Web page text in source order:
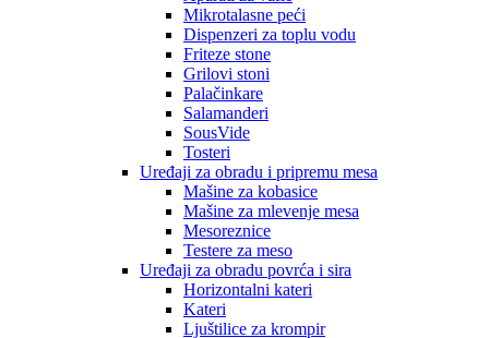
Mikrotalasne peći
Dispenzeri za toplu vodu
Friteze stone
Grilovi stoni
Palačinkare
Salamanderi
SousVide
Tosteri
Uređaji za obradu i pripremu mesa
Mašine za kobasice
Mašine za mlevenje mesa
Mesoreznice
Testere za meso
Uređaji za obradu povrća i sira
Horizontalni kateri
Kateri
Ljuštilice za krompir